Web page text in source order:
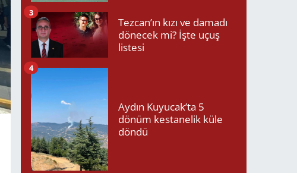
Tezcan’ın kızı ve damadı
dönecek mi? İşte uçuş
listesi
3
Aydın Kuyucak’ta 5
dönüm kestanelik küle
döndü
4